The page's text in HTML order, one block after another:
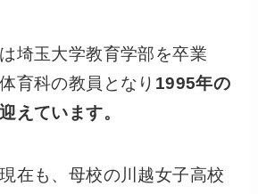
埼玉大学教育学部を卒業
育科の教員となり 1995年の
えています。
在も、母校の川越女子高校